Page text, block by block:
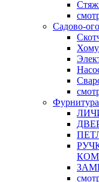
Садово-
Фурнитура